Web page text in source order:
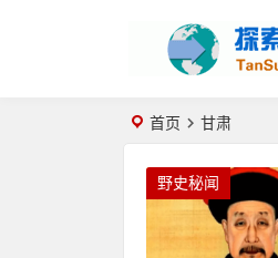
首页 甘肃
野史秘闻